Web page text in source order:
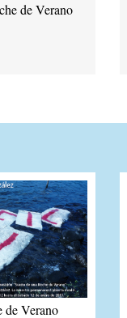
de Verano
de Verano